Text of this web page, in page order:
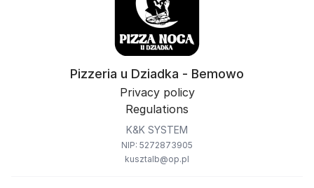
Pizzeria u Dziadka - Bemowo
Privacy policy
Regulations
K&K SYSTEM
NIP: 5272873905
kusztalb@op.pl